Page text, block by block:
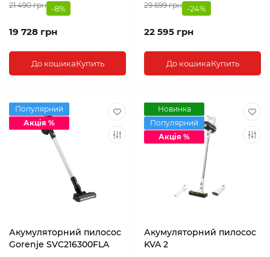
21 490 грн -8%
19 728 грн
До кошикаКупить
29 699 грн -24%
22 595 грн
До кошикаКупить
Популярний
Акція %
Акумуляторний пилосос
Gorenje SVC216300FLA
Новинка
Популярний
Акція %
Акумуляторний пилосос
KVA 2